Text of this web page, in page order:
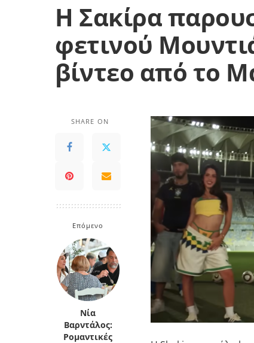
Η Σακίρα
φετινού
βίντεο από το
SHARE ON
Επόμενο
Νία
Βαρντάλος:
Ρομαντικές